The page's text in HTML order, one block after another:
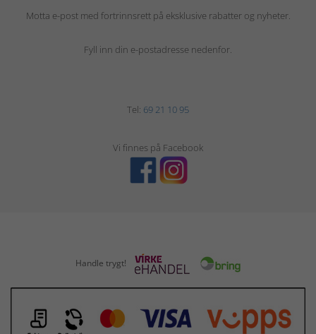
Motta e-post med fortrinnsrett på eksklusive rabatter og nyheter.
Fyll inn din e-postadresse nedenfor.
Tel: 69 21 10 95
Vi finnes på Facebook
Handle trygt!